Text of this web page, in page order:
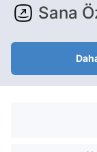
Sana